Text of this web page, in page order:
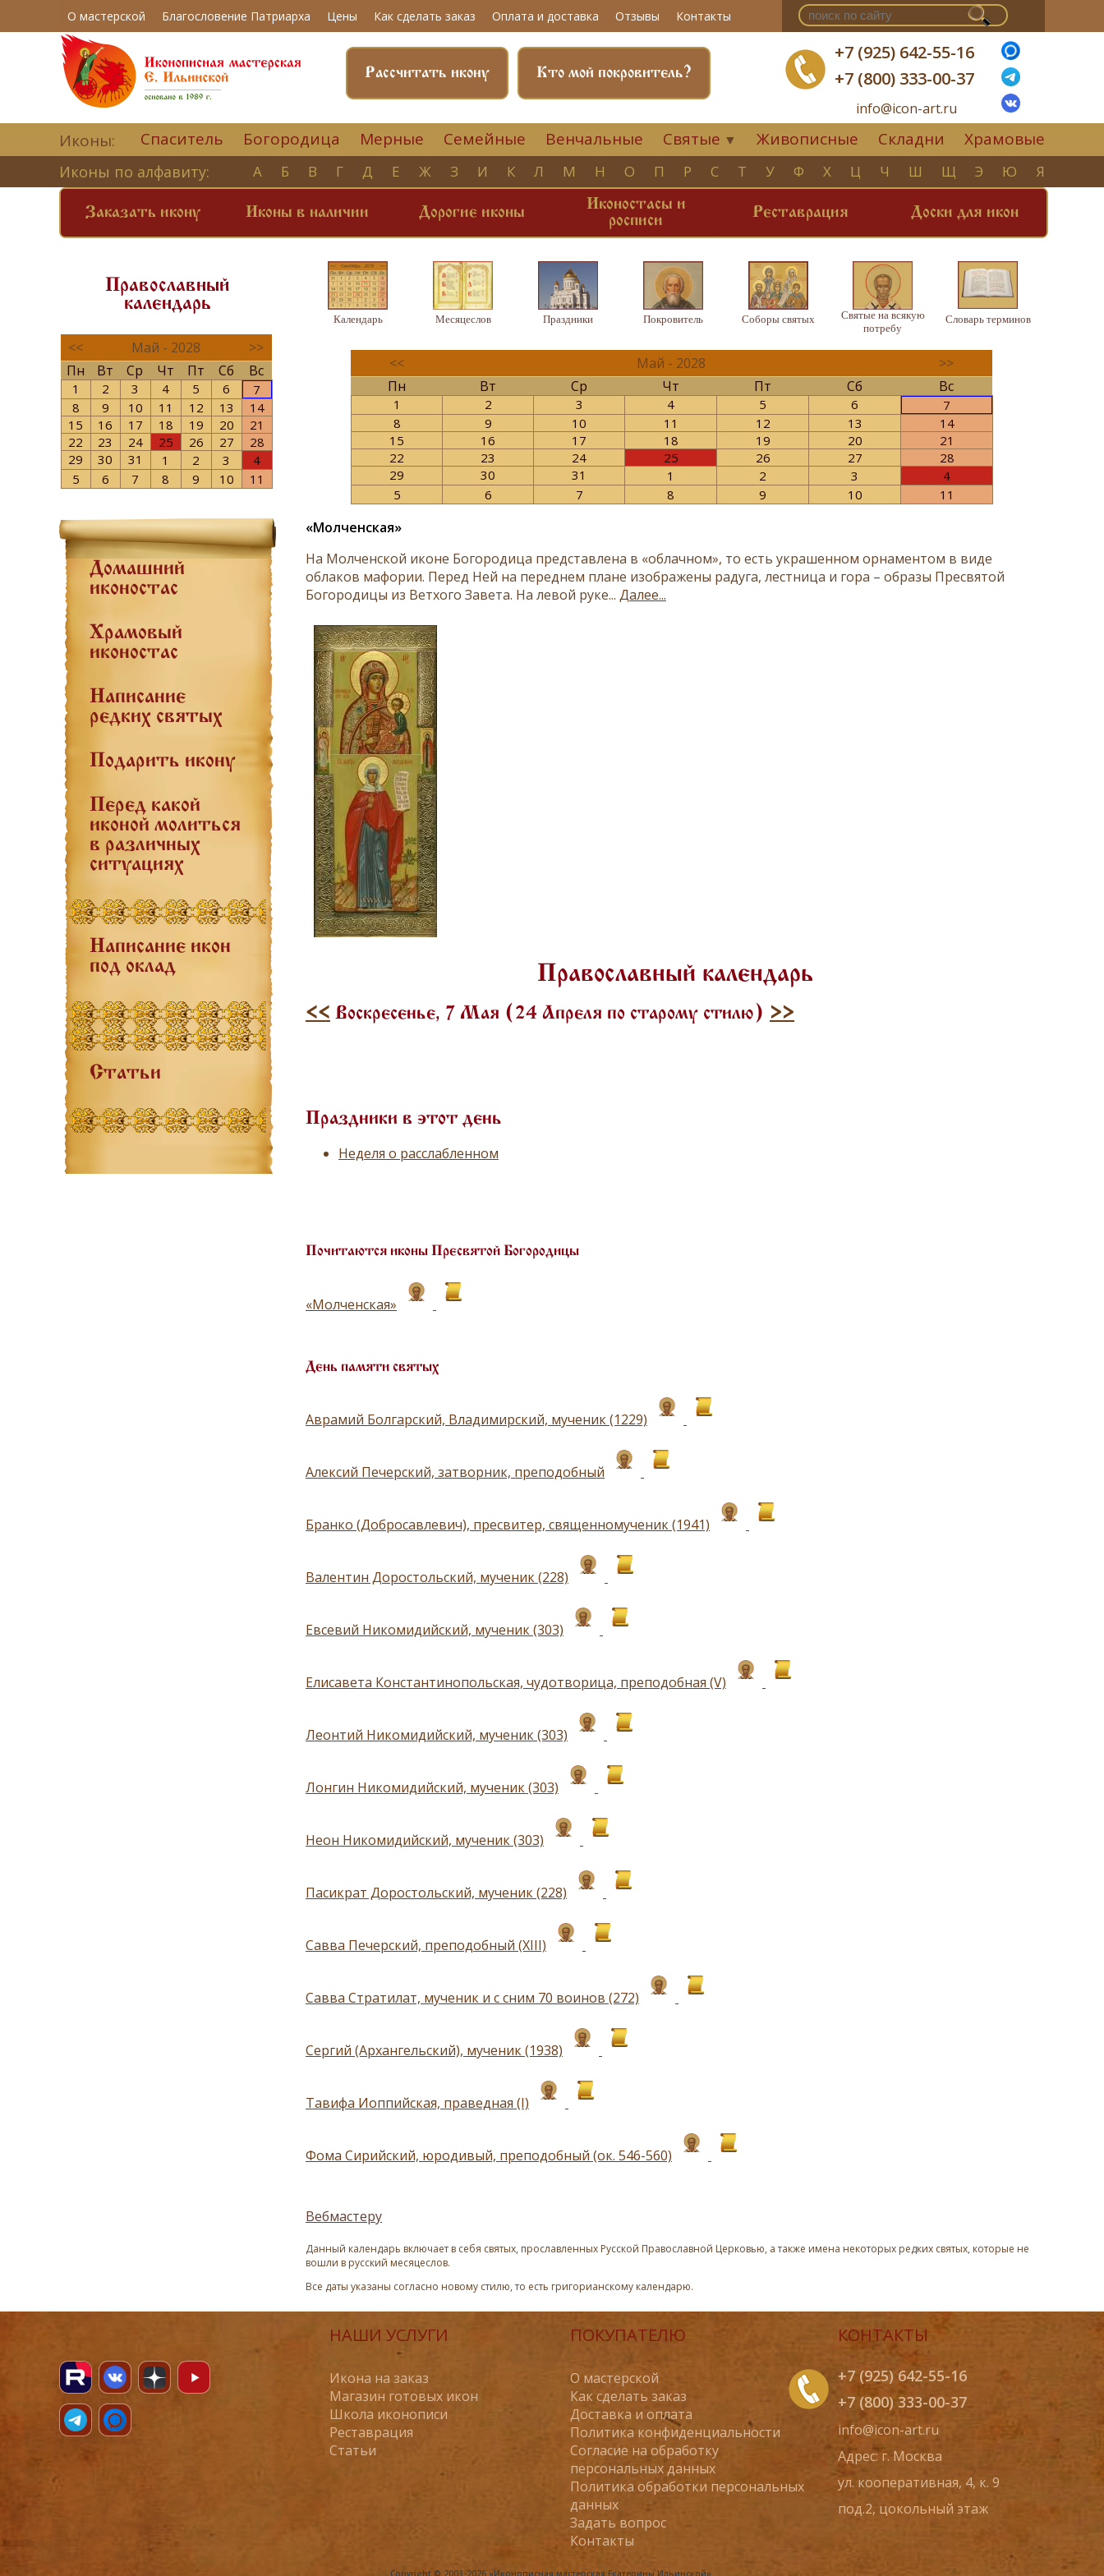
О мастерской Благословение Патриарха Цены Как сделать заказ Оплата и доставка Отзывы Контакты
+7 (925) 642-55-16
+7 (800) 333-00-37
info@icon-art.ru
Кто мой покровитель?
Рассчитать икону
Иконы: Спаситель Богородица Мерные Семейные Венчальные Святые ▼ Живописные Складни Храмовые
Иконы по алфавиту: А Б В Г Д Е Ж З И К Л М Н О П Р С Т У Ф Х Ц Ч Ш Щ Э Ю Я
Заказать икону Иконы в наличии Дорогие иконы
Иконостасы и
росписи
Реставрация Доски для икон
Православный
календарь
<< Май - 2028
>>
Пн
Вт Ср Чт Пт Сб Вс
1 2 3 4 5 6
7
8
9 10 11 12 13
14
15
16 17 18 19 20
21
22
23 24 25 26 27
28
29
30 31 1 2 3
4
5
6 7 8 9 10 11
Домашний
иконостас
Храмовый
иконостас
Написание
редких святых
Подарить икону
Перед какой
иконой молиться
в различных
ситуациях
Написание икон
под оклад
Статьи
Календарь Месяцеслов Праздники Покровитель Соборы святых
Святые на всякую
потребу
Словарь терминов
<< Май - 2028
>>
Пн
Вт Ср Чт Пт Сб Вс
1 2 3 4 5 6
7
8
9 10 11 12 13
14
15
16 17 18 19 20
21
22
23 24 25 26 27
28
29
30 31 1 2 3
4
5
6 7 8 9 10 11
«Молченская»
На Молченской иконе Богородица представлена в «облачном», то есть украшенном орнаментом в виде
облаков мафории. Перед Ней на переднем плане изображены радуга, лестница и гора – образы Пресвятой
Богородицы из Ветхого Завета. На левой руке... Далее...
Православный календарь
<< Воскресенье, 7 Мая (24 Апреля по старому стилю) >>
Праздники в этот день
Неделя о расслабленном
Почитаются иконы Пресвятой Богородицы
«Молченская»
День памяти святых
Аврамий Болгарский, Владимирский, мученик (1229)
Алексий Печерский, затворник, преподобный
Бранко (Добросавлевич), пресвитер, священномученик (1941)
Валентин Доростольский, мученик (228)
Евсевий Никомидийский, мученик (303)
Елисавета Константинопольская, чудотворица, преподобная (V)
Леонтий Никомидийский, мученик (303)
Лонгин Никомидийский, мученик (303)
Неон Никомидийский, мученик (303)
Пасикрат Доростольский, мученик (228)
Савва Печерский, преподобный (XIII)
Савва Стратилат, мученик и с сним 70 воинов (272)
Сергий (Архангельский), мученик (1938)
Тавифа Иоппийская, праведная (I)
Фома Сирийский, юродивый, преподобный (ок. 546-560)
Вебмастеру
Данный календарь включает в себя святых, прославленных Русской Православной Церковью, а также имена некоторых редких святых, которые не
вошли в русский месяцеслов.
Все даты указаны согласно новому стилю, то есть григорианскому календарю.
НАШИ УСЛУГИ
Икона на заказ
Магазин готовых икон
Школа иконописи
Реставрация
Статьи
ПОКУПАТЕЛЮ
О мастерской
Как сделать заказ
Доставка и оплата
Политика конфиденциальности
Согласие на обработку
персональных данных
Политика обработки персональных
данных
Задать вопрос
Контакты
КОНТАКТЫ
+7 (925) 642-55-16
+7 (800) 333-00-37
info@icon-art.ru
Адрес: г. Москва
ул. кооперативная, 4, к. 9
под.2, цокольный этаж